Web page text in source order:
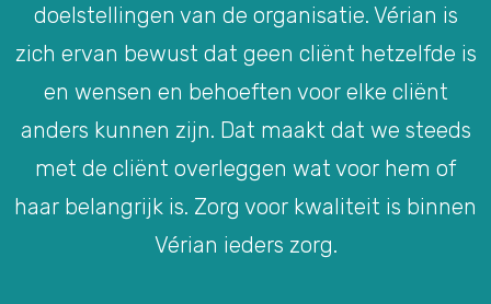
doelstellingen van de organisatie. Vérian is
zich ervan bewust dat geen cliënt hetzelfde is
en wensen en behoeften voor elke cliënt
anders kunnen zijn. Dat maakt dat we steeds
met de cliënt overleggen wat voor hem of
haar belangrijk is. Zorg voor kwaliteit is binnen
Vérian ieders zorg.